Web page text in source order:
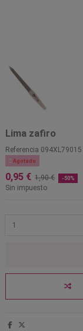
Lima zafiro
Referencia 094XL79015
 Agotado
0,95 € 1,90 € -50%
Sin impuesto